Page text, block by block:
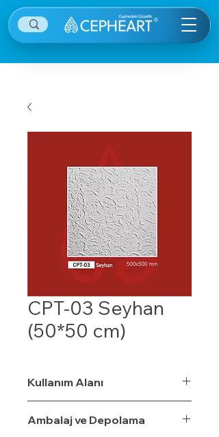
CPT-03 Seyhan
(50*50 cm)
Kullanım Alanı
Ambalaj ve Depolama